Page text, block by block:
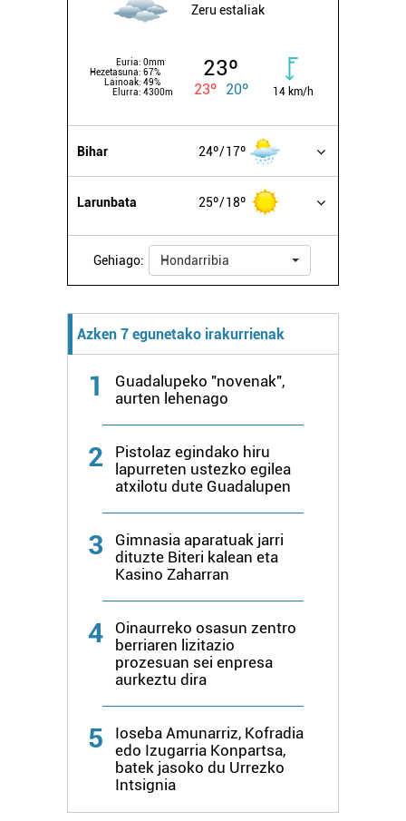
Zeru estaliak
Euria: 0mm
Hezetasuna: 67%
Lainoak: 49%
Elurra: 4300m
23º
23º 20º 14 km/h
Bihar 24º 17º
Larunbata 25º 18º
Gehiago: Hondarribia
Azken 7 egunetako irakurrienak
1
Guadalupeko "novenak",
aurten lehenago
2
Pistolaz egindako hiru
lapurreten ustezko egilea
atxilotu dute Guadalupen
3
Gimnasia aparatuak jarri
dituzte Biteri kalean eta
Kasino Zaharran
4
Oinaurreko osasun zentro
berriaren lizitazio
prozesuan sei enpresa
aurkeztu dira
5
Ioseba Amunarriz, Kofradia
edo Izugarria Konpartsa,
batek jasoko du Urrezko
Intsignia